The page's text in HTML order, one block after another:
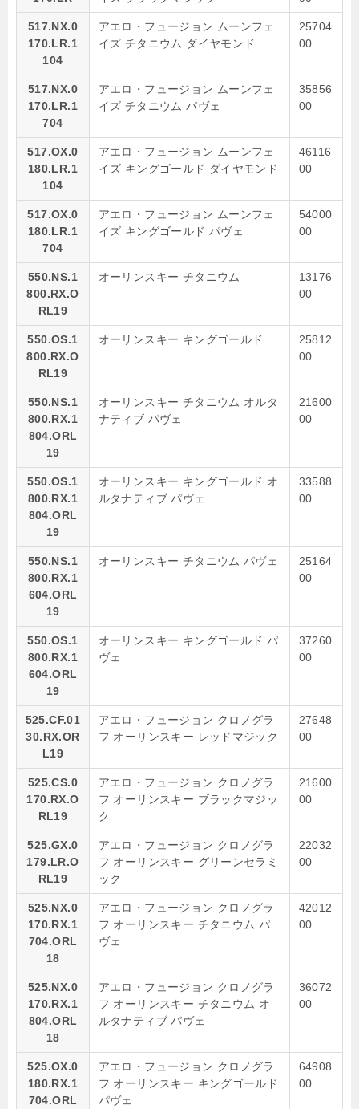
517.NX.0
170.LR.1
104
アエロ・フュージョン ムーンフェ
イズ チタニウム ダイヤモンド
25704
00
517.NX.0
170.LR.1
704
アエロ・フュージョン ムーンフェ
イズ チタニウム パヴェ
35856
00
517.OX.0
180.LR.1
104
アエロ・フュージョン ムーンフェ
イズ キングゴールド ダイヤモンド
46116
00
517.OX.0
180.LR.1
704
アエロ・フュージョン ムーンフェ
イズ キングゴールド パヴェ
54000
00
550.NS.1
800.RX.O
RL19
オーリンスキー チタニウム
13176
00
550.OS.1
800.RX.O
RL19
オーリンスキー キングゴールド
25812
00
550.NS.1
800.RX.1
804.ORL
19
オーリンスキー チタニウム オルタ
ナティブ パヴェ
21600
00
550.OS.1
800.RX.1
804.ORL
19
オーリンスキー キングゴールド オ
ルタナティブ パヴェ
33588
00
550.NS.1
800.RX.1
604.ORL
19
オーリンスキー チタニウム パヴェ
25164
00
550.OS.1
800.RX.1
604.ORL
19
オーリンスキー キングゴールド パ
ヴェ
37260
00
525.CF.01
30.RX.OR
L19
アエロ・フュージョン クロノグラ
フ オーリンスキー レッドマジック
27648
00
525.CS.0
170.RX.O
RL19
アエロ・フュージョン クロノグラ
フ オーリンスキー ブラックマジッ
ク
21600
00
525.GX.0
179.LR.O
RL19
アエロ・フュージョン クロノグラ
フ オーリンスキー グリーンセラミ
ック
22032
00
525.NX.0
170.RX.1
704.ORL
18
アエロ・フュージョン クロノグラ
フ オーリンスキー チタニウム パ
ヴェ
42012
00
525.NX.0
170.RX.1
804.ORL
18
アエロ・フュージョン クロノグラ
フ オーリンスキー チタニウム オ
ルタナティブ パヴェ
36072
00
525.OX.0
180.RX.1
704.ORL
アエロ・フュージョン クロノグラ
フ オーリンスキー キングゴールド
パヴェ
64908
00